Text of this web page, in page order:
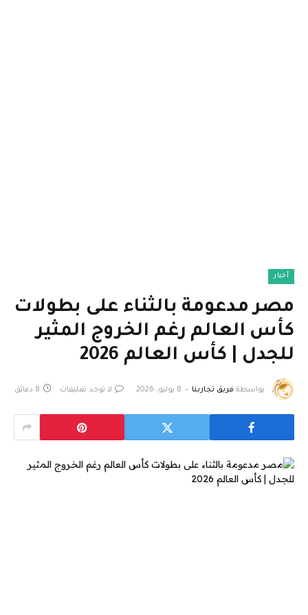
أخبار
مصر مدعومة بالثناء على بطولات
كأس العالم رغم الخروج المثير
للجدل | كأس العالم 2026
بواسطة فريق تجاربنا 8 يوليو، 2026 لا توجد تعليقات 8 دقائق